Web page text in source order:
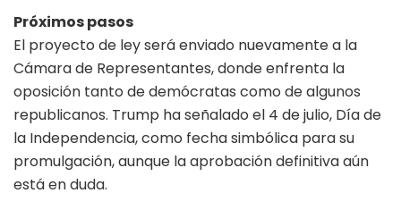
Próximos pasos
El proyecto de ley será enviado nuevamente a la
Cámara de Representantes, donde enfrenta la
oposición tanto de demócratas como de algunos
republicanos. Trump ha señalado el 4 de julio, Día de
la Independencia, como fecha simbólica para su
promulgación, aunque la aprobación definitiva aún
está en duda.